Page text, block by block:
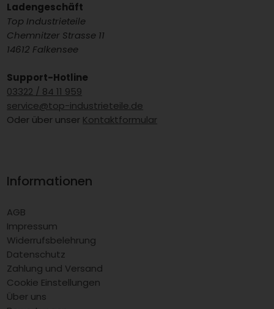
Ladengeschäft
Top Industrieteile
Chemnitzer Strasse 11
14612 Falkensee
Support-Hotline
03322 / 84 11 959
service@top-industrieteile.de
Oder über unser Kontaktformular
Informationen
AGB
Impressum
Widerrufsbelehrung
Datenschutz
Zahlung und Versand
Cookie Einstellungen
Über uns